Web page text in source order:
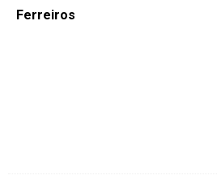
Ferreiros